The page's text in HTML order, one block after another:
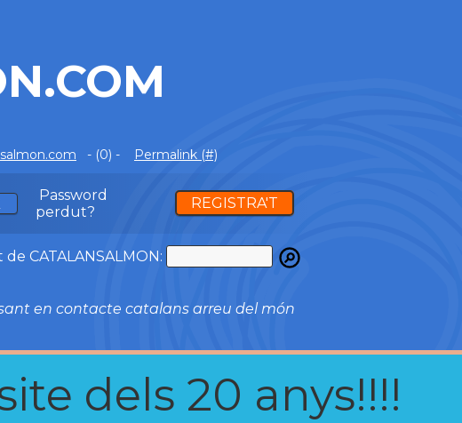
- (0) - Permalink (#)
Password
perdut?
REGISTRA'T
CATALANSALMON:
en contacte catalans arreu del món
dels 20 anys!!!!